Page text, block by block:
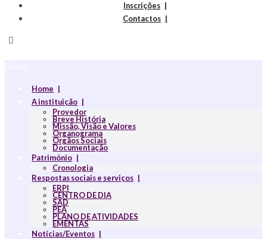
Inscrições
Contactos
Home
A instituição
Provedor
Breve História
Missão, Visão e Valores
Organograma
Orgãos Sociais
Documentação
Património
Cronologia
Respostas sociais e serviços
ERPI
CENTRO DE DIA
SAD
PEA
PLANO DE ATIVIDADES
EMENTAS
Notícias/Eventos